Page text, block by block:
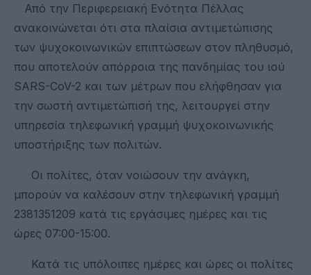
Από την Περιφερειακή Ενότητα Πέλλας
ανακοινώνεται ότι στα πλαίσια αντιμετώπισης
των ψυχοκοινωνικών επιπτώσεων στον πληθυσμό,
που αποτελούν απόρροια της πανδημίας του ιού
SARS-CoV-2 και των μέτρων που ελήφθησαν για
την σωστή αντιμετώπισή της, λειτουργεί στην
υπηρεσία τηλεφωνική γραμμή ψυχοκοινωνικής
υποστήριξης των πολιτών.
Οι πολίτες, όταν νοιώσουν την ανάγκη,
μπορούν να καλέσουν στην τηλεφωνική γραμμή
2381351209 κατά τις εργάσιμες ημέρες και τις
ώρες 07:00-15:00.
Κατά τις υπόλοιπες ημέρες και ώρες οι πολίτες